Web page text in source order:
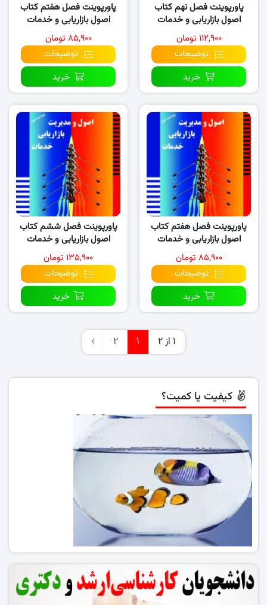
پاورپوینت فصل نهم کتاب
اصول بازاریابی و خدمات
(نسخه ۱)
۱۱۲,۹۰۰ تومان
توضیحات
خرید
پاورپوینت فصل هفتم کتاب
اصول بازاریابی و خدمات
(نسخه ۲)
۸۵,۹۰۰ تومان
توضیحات
خرید
پاورپوینت فصل هفتم کتاب
اصول بازاریابی و خدمات
(نسخه ۱)
۸۵,۹۰۰ تومان
توضیحات
خرید
پاورپوینت فصل ششم کتاب
اصول بازاریابی و خدمات
(نسخه ۳)
۱۳۵,۹۰۰ تومان
توضیحات
خرید
1 از 2 1
2
کیفیت یا کمیت؟